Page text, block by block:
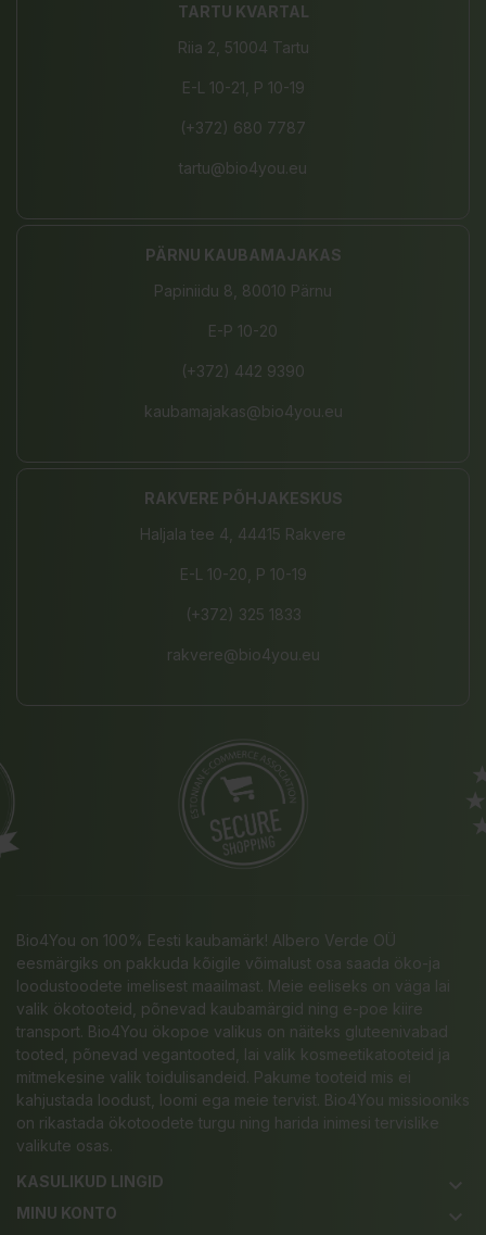
TARTU KVARTAL
Riia 2, 51004 Tartu
E-L 10-21, P 10-19
(+372) 680 7787
tartu@bio4you.eu
PÄRNU KAUBAMAJAKAS
Papiniidu 8, 80010 Pärnu
E-P 10-20
(+372) 442 9390
kaubamajakas@bio4you.eu
RAKVERE PÕHJAKESKUS
Haljala tee 4, 44415 Rakvere
E-L 10-20, P 10-19
(+372) 325 1833
rakvere@bio4you.eu
Bio4You on 100% Eesti kaubamärk! Albero Verde OÜ
eesmärgiks on pakkuda kõigile võimalust osa saada öko-ja
loodustoodete imelisest maailmast. Meie eeliseks on väga lai
valik ökotooteid, põnevad kaubamärgid ning e-poe kiire
transport. Bio4You ökopoe valikus on näiteks gluteenivabad
tooted, põnevad vegantooted, lai valik kosmeetikatooteid ja
mitmekesine valik toidulisandeid. Pakume tooteid mis ei
kahjustada loodust, loomi ega meie tervist. Bio4You missiooniks
on rikastada ökotoodete turgu ning harida inimesi tervislike
valikute osas.
KASULIKUD LINGID
keyboard_arrow_down
MINU KONTO keyboard_arrow_down